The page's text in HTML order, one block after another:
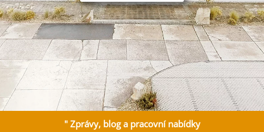
" Zprávy, blog a pracovní nabídky